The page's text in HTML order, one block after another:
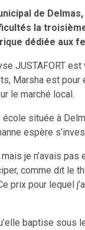
de
la
dédiée aux
JUSTAFORT
Marsha est
le marché local.
située à
espère
je n’avais
comme dit le
prix pour lequel
baptise